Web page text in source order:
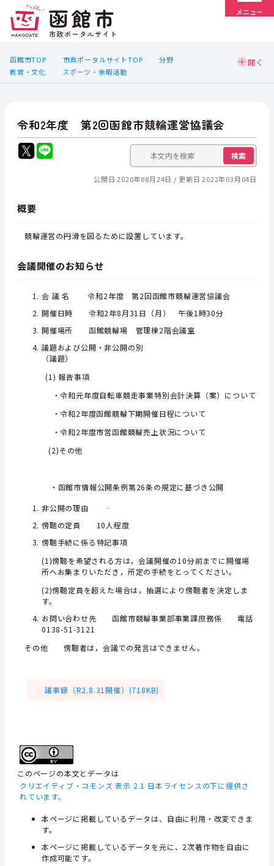
メニュー
函館市TOP 市政ポータルサイトTOP
分野
教育・文化
スポーツ・余暇活動
令和2年度 第2回函館市競輪運営協議会
検索
公開日 2020年08月24日 更新日 2022年03月04日
概要
競輪運営の円滑を図るために設置しています。
会議開催のお知らせ
会 議 名 令和2年度 第2回函館市競輪運営協議会
開催日時 令和2年8月31日（月） 午後1時30分
開催場所 函館競輪場 管理棟2階会議室
議題および公開・非公開の別
（議題）
(1) 報告事項
・令和元年度自転車競走事業特別会計決算（案）について
・令和2年度函館競輪下期開催日程について
・令和2年度市営函館競輪売上状況について
(2)その他
・函館市情報公開条例第26条の規定に基づき公開
非公開の理由 ‐
傍聴の定員 10人程度
傍聴手続に係る特記事項
(1)傍聴を希望される方は，会議開催の10分前までに開催場
所へお集まりいただき，所定の手続をとってください。
(2)傍聴定員を超えた場合は，抽選により傍聴者を決定しま
す。
お問い合わせ先 函館市競輪事業部事業課庶務係 電話
0138-51-3121
その他 傍聴者は，会議での発言はできません。
議事録（R2.8.31開催）(718KB)
このページの本文とデータは
クリエイティブ・コモンズ 表示 2.1 日本ライセンスの下に提供さ
れています。
本ページに掲載しているデータは、自由に利用・改変できま
す。
本ページに掲載しているデータを元に、2次著作物を自由に
作成可能です。